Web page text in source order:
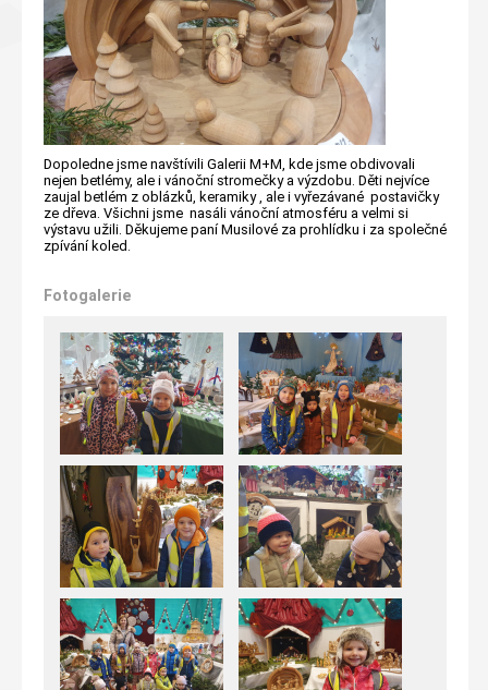
Dopoledne jsme navštívili Galerii M+M, kde jsme obdivovali
nejen betlémy, ale i vánoční stromečky a výzdobu. Děti nejvíce
zaujal betlém z oblázků, keramiky , ale i vyřezávané postavičky
ze dřeva. Všichni jsme nasáli vánoční atmosféru a velmi si
výstavu užili. Děkujeme paní Musilové za prohlídku i za společné
zpívání koled.
Fotogalerie